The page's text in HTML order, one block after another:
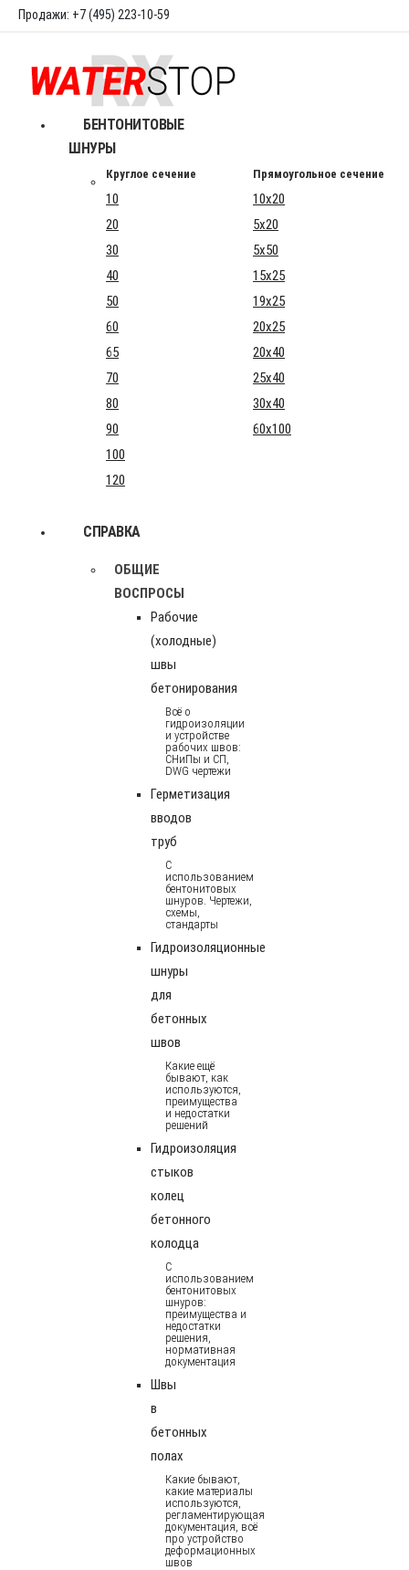
Продажи: +7 (495) 223-10-59
БЕНТОНИТОВЫЕ
ШНУРЫ
Круглое сечение Прямоугольное сечение
10
10x20
20
5x20
30
5x50
40
15x25
50
19x25
60
20x25
65
20x40
70
25x40
80
30x40
90
60x100
100
120
СПРАВКА
ОБЩИЕ
ВОСПРОСЫ
Рабочие
(холодные)
швы
бетонирования
Всё о
гидроизоляции
и устройстве
рабочих швов:
СНиПы и СП,
DWG чертежи
Герметизация
вводов
труб
С
использованием
бентонитовых
шнуров. Чертежи,
схемы,
стандарты
Гидроизоляционные
шнуры
для
бетонных
швов
Какие ещё
бывают, как
используются,
преимущества
и недостатки
решений
Гидроизоляция
стыков
колец
бетонного
колодца
С
использованием
бентонитовых
шнуров:
преимущества и
недостатки
решения,
нормативная
документация
Швы
в
бетонных
полах
Какие бывают,
какие материалы
используются,
регламентирующая
документация, всё
про устройство
деформационных
швов